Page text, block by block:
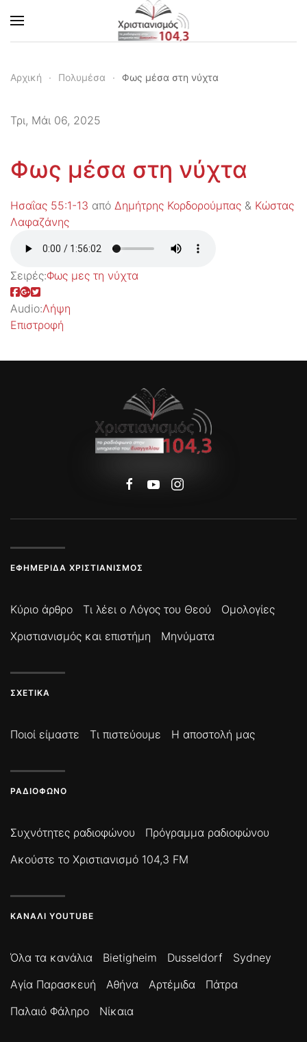
Skip to main content
Αρχική Πολυμέσα Φως μέσα στη νύχτα
Τρι, Μάι 06, 2025
Φως μέσα στη νύχτα
Ησαΐας 55:1-13 από Δημήτρης Κορδορούμπας & Κώστας
Λαφαζάνης
Σειρές:Φως μες τη νύχτα
Audio:Λήψη
Επιστροφή
ΕΦΗΜΕΡΊΔΑ ΧΡΙΣΤΙΑΝΙΣΜΌΣ
Κύριο άρθρο Τι λέει ο Λόγος του Θεού
Ομολογίες
Χριστιανισμός και επιστήμη
Μηνύματα
ΣΧΕΤΙΚΆ
Ποιοί είμαστε Τι πιστεύουμε Η αποστολή μας
ΡΑΔΙΌΦΩΝΟ
Συχνότητες ραδιοφώνου
Πρόγραμμα ραδιοφώνου
Ακούστε το Χριστιανισμό 104,3 FM
ΚΑΝΆΛΙ YOUTUBE
Όλα τα κανάλια Bietigheim Dusseldorf
Sydney
Αγία Παρασκευή
Αθήνα Αρτέμιδα
Πάτρα
Παλαιό Φάληρο
Νίκαια